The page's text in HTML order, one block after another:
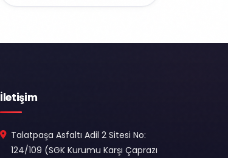
İletişim
Talatpaşa Asfaltı Adil 2 Sitesi No:
124/109 (SGK Kurumu Karşı Çaprazı